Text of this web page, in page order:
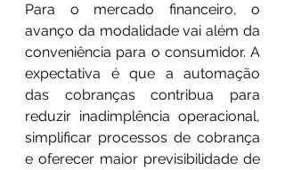
Para o mercado financeiro, o
avanço da modalidade vai além da
conveniência para o consumidor. A
expectativa é que a automação
das cobranças contribua para
reduzir inadimplência operacional,
simplificar processos de cobrança
e oferecer maior previsibilidade de